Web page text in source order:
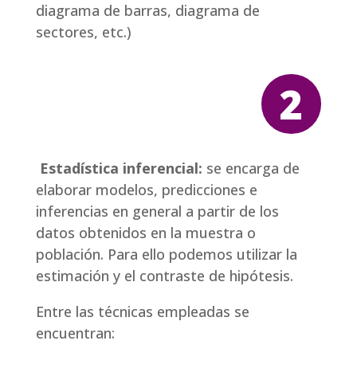
diagrama de barras, diagrama de
sectores, etc.)
2
Estadística inferencial: se encarga de
elaborar modelos, predicciones e
inferencias en general a partir de los
datos obtenidos en la muestra o
población. Para ello podemos utilizar la
estimación y el contraste de hipótesis.
Entre las técnicas empleadas se
encuentran: